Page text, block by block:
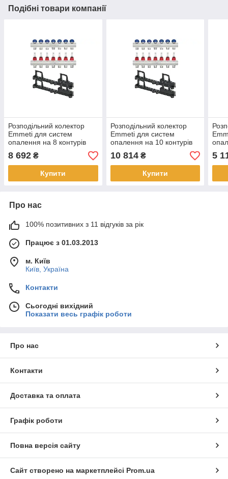
Подібні товари компанії
Розподільний колектор
Emmeti для систем
опалення на 8 контурів
8 692 ₴
Купити
Розподільний колектор
Emmeti для систем
опалення на 10 контурів
10 814₴
Купити
5
Про нас
100% позитивних з 11 відгуків за рік
Працює з 01.03.2013
м. Київ
Київ, Україна
Контакти
Сьогодні вихідний
Показати весь графік роботи
Про нас
Контакти
Доставка та оплата
Графік роботи
Повна версія сайту
Сайт створено на маркетплейсі Prom.ua